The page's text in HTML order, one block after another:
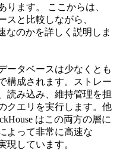
ります。 ここからは、
スと比較しながら、
なのかを詳しく説明しま
ータベースは少なくとも
構成されます。ストレー
読み込み、維持管理を担
クエリを実行します。他
はこの両方の層に
よって非常に高速な
現しています。